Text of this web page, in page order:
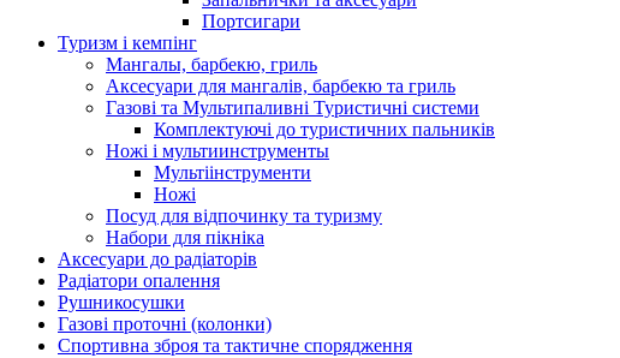
Портсигари
Туризм і кемпінг
Мангалы, барбекю, гриль
Аксесуари для мангалів, барбекю та гриль
Газові та Мультипаливні Туристичні системи
Комплектуючі до туристичних пальників
Ножі і мультиинструменты
Мультіінструменти
Ножі
Посуд для відпочинку та туризму
Набори для пікніка
Аксесуари до радіаторів
Радіатори опалення
Рушникосушки
Газові проточні (колонки)
Спортивна зброя та тактичне спорядження